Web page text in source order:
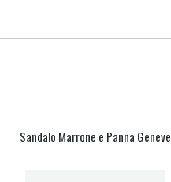
Sandalo Marrone e Panna Geneve